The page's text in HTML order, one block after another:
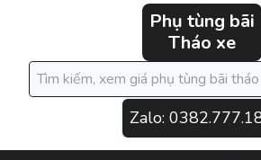
Phụ tùng bãi
Tháo xe
Zalo: